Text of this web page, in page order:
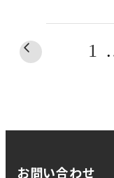
1
お問い合わせ